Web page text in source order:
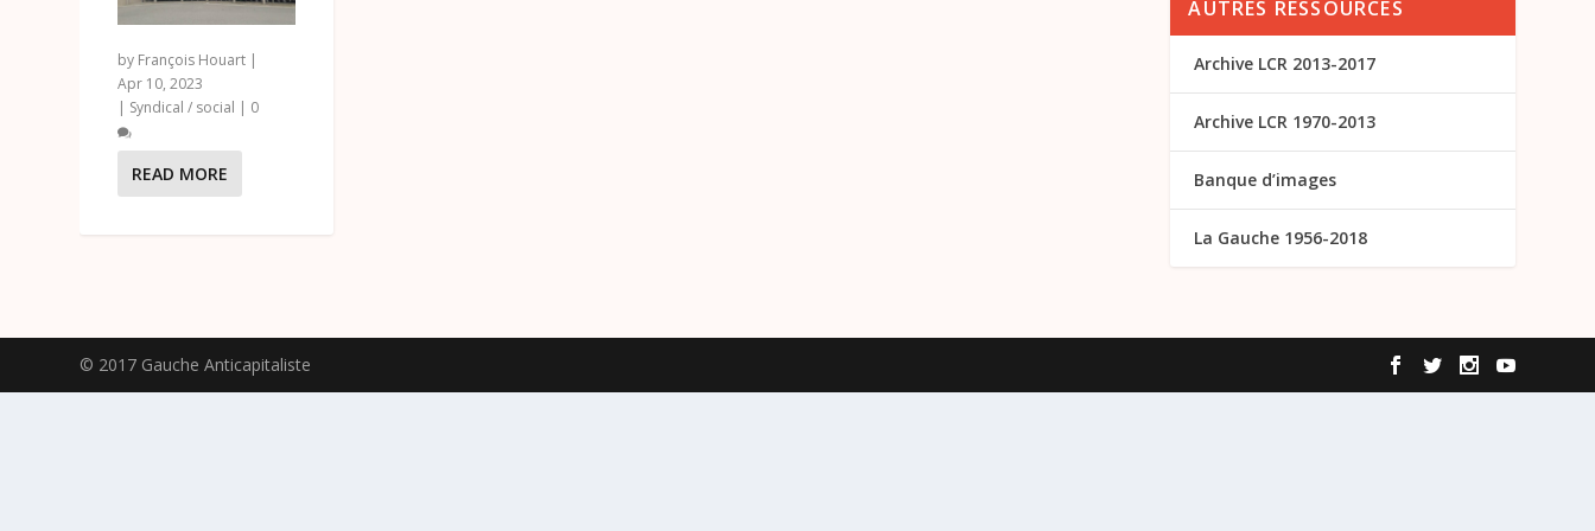
by François Houart |
Apr 10, 2023
| Syndical / social | 0
READ MORE
AUTRES RESSOURCES
Archive LCR 2013-2017
Archive LCR 1970-2013
Banque d’images
La Gauche 1956-2018
© 2017 Gauche Anticapitaliste